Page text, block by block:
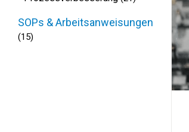
SOPs & Arbeitsanweisungen
(15)